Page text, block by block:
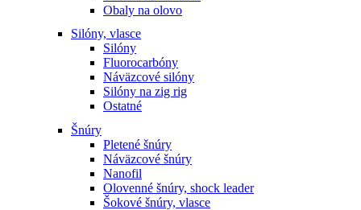
Obaly na olovo
Silóny, vlasce
Silóny
Fluorocarbóny
Náväzcové silóny
Silóny na zig rig
Ostatné
Šnúry
Pletené šnúry
Náväzcové šnúry
Nanofil
Olovenné šnúry, shock leader
Šokové šnúry, vlasce